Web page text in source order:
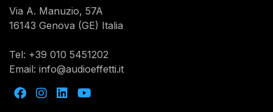
Via A. Manuzio, 57A
16143 Genova (GE) Italia
Tel: +39 010 5451202
Email: info@audioeffetti.it